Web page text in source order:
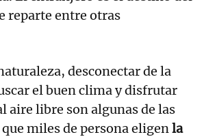
reparte entre otras
desconectar de la
el buen clima y disfrutar
aire libre son algunas de las
miles de persona eligenla